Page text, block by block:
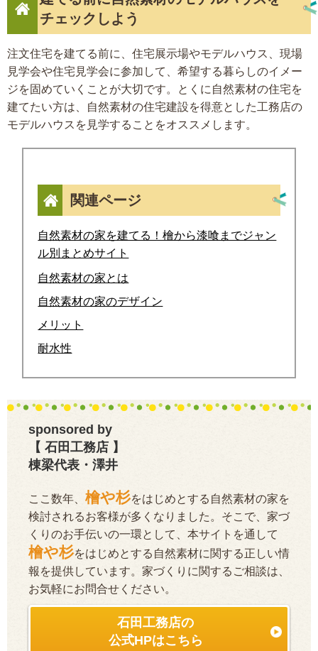
チェックしよう
注文住宅を建てる前に、住宅展示場やモデルハウス、現場
見学会や住宅見学会に参加して、希望する暮らしのイメー
ジを固めていくことが大切です。とくに自然素材の住宅を
建てたい方は、自然素材の住宅建設を得意とした工務店の
モデルハウスを見学することをオススメします。
関連ページ
自然素材の家を建てる！檜から漆喰までジャン
ル別まとめサイト
自然素材の家とは
自然素材の家のデザイン
メリット
耐水性
sponsored by
【 石田工務店 】
棟梁代表・澤井
ここ数年、 檜や杉をはじめとする自然素材の家を
検討されるお客様が多くなりました。そこで、家づ
くりのお手伝いの一環として、本サイトを通して
檜や杉をはじめとする自然素材に関する正しい情
報を提供しています。家づくりに関するご相談は、
お気軽にお問合せください。
石田工務店の
公式HPはこちら